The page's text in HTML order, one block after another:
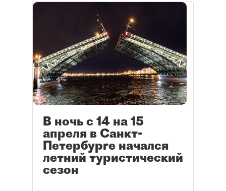
В ночь с 14 на 15
апреля в Санкт-
Петербурге начался
летний туристический
сезон